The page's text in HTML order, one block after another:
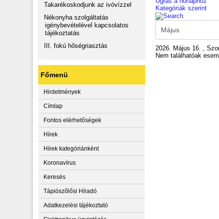
Takarékoskodjunk az ivóvízzel
Nékonyha szolgáltatás
igénybevételével kapcsolatos
tájékoztatás
III. fokú hőségriasztás
Főmenü
Hirdetmények
Címlap
Fontos elérhetőségek
Hírek
Hírek kategóriánként
Koronavírus
Keresés
Tápiószőlősi Híradó
Adatkezelési tájékoztató
Kategóriák szerint
2026. Május 16. ,
Nem találhatóak